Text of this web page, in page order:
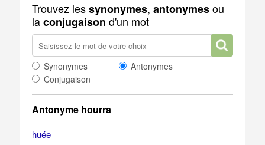
Trouvez lessynonymes, antonymesou
laconjugaison d'un mot
Synonymes
Antonymes
Conjugaison
Antonyme hourra
huée